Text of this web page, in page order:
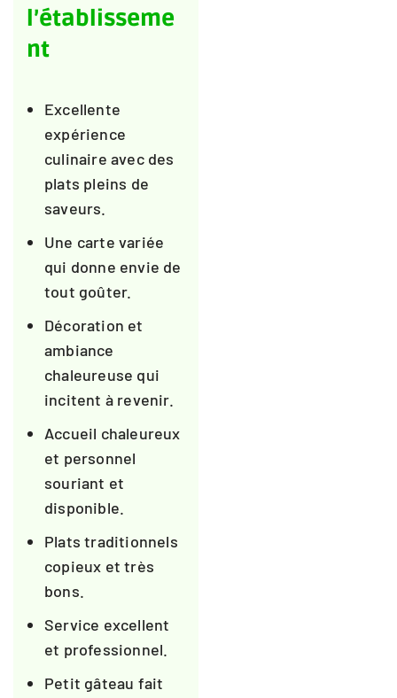
l’établisseme
nt
Excellente
expérience
culinaire avec des
plats pleins de
saveurs.
Une carte variée
qui donne envie de
tout goûter.
Décoration et
ambiance
chaleureuse qui
incitent à revenir.
Accueil chaleureux
et personnel
souriant et
disponible.
Plats traditionnels
copieux et très
bons.
Service excellent
et professionnel.
Petit gâteau fait